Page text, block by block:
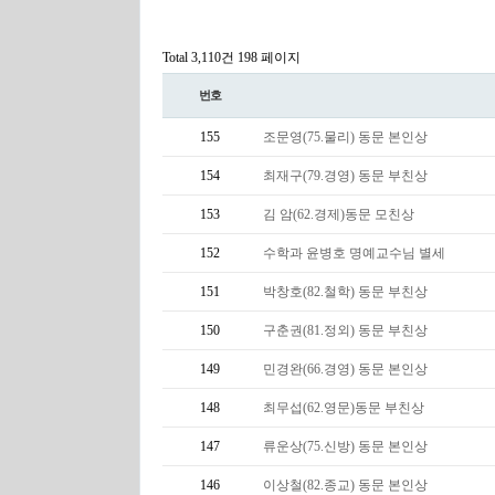
Total 3,110건 198 페이지
번호
155 조문영(75.물리) 동문 본인상
154 최재구(79.경영) 동문 부친상
153 김 암(62.경제)동문 모친상
152 수학과 윤병호 명예교수님 별세
151 박창호(82.철학) 동문 부친상
150 구춘권(81.정외) 동문 부친상
149 민경완(66.경영) 동문 본인상
148 최무섭(62.영문)동문 부친상
147 류운상(75.신방) 동문 본인상
146 이상철(82.종교) 동문 본인상